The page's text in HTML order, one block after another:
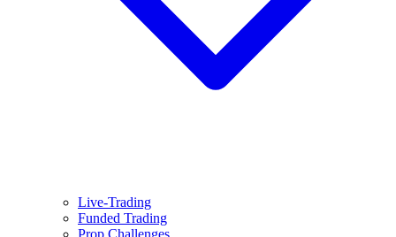
Live-Trading
Funded Trading
Prop Challenges